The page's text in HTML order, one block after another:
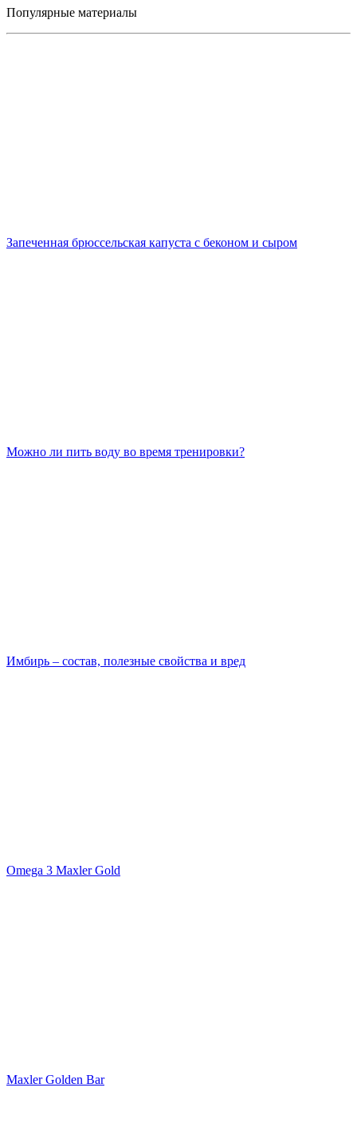
Популярные материалы
Запеченная брюссельская капуста с беконом и сыром
Можно ли пить воду во время тренировки?
Имбирь – состав, полезные свойства и вред
Omega 3 Maxler Gold
Maxler Golden Bar